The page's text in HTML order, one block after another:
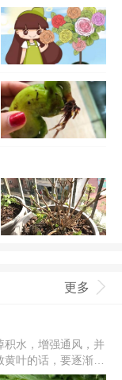
更多
水，增强通风，并
叶的话，要逐渐增
修根：肥害引起烧根